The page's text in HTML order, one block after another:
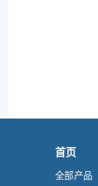
首页
全部产品